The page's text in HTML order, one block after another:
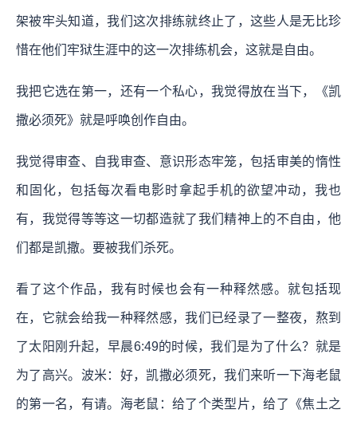
架被牢头知道，我们这次排练就终止了，这些人是无比珍
惜在他们牢狱生涯中的这一次排练机会，这就是自由。
我把它选在第一，还有一个私心，我觉得放在当下，《凯
撒必须死》就是呼唤创作自由。
我觉得审查、自我审查、意识形态牢笼，包括审美的惰性
和固化，包括每次看电影时拿起手机的欲望冲动，我也
有，我觉得等等这一切都造就了我们精神上的不自由，他
们都是凯撒。要被我们杀死。
看了这个作品，我有时候也会有一种释然感。就包括现
在，它就会给我一种释然感，我们已经录了一整夜，熬到
了太阳刚升起，早晨6:49的时候，我们是为了什么？就是
为了高兴。波米：好，凯撒必须死，我们来听一下海老鼠
的第一名，有请。海老鼠：给了个类型片，给了《焦土之